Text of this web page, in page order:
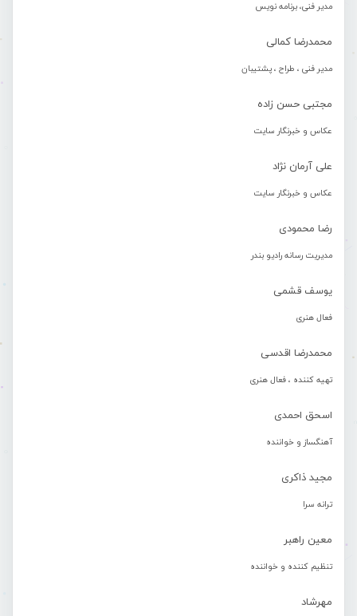
مدیر فنی، برنامه نویس
محمدرضا کمالی
مدیر فنی ، طراح ، پشتیبان
مجتبی حسن زاده
عکاس و خبرنگار سایت
علی آرمان نژاد
عکاس و خبرنگار سایت
رضا محمودی
مدیریت رسانه رادیو بندر
یوسف قشمی
فعال هنری
محمدرضا اقدسی
تهیه کننده ، فعال هنری
اسحق احمدی
آهنگساز و خواننده
مجید ذاکری
ترانه سرا
معین راهبر
تنظیم کننده و خواننده
مهرشاد